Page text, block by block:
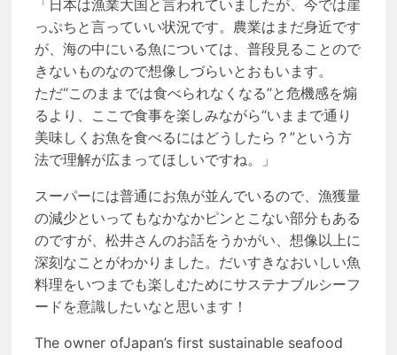
「日本は漁業大国と言われていましたが、今では崖
っぷちと言っていい状況です。農業はまだ身近です
が、海の中にいる魚については、普段見ることので
きないものなので想像しづらいとおもいます。
ただ“このままでは食べられなくなる”と危機感を煽
るより、ここで食事を楽しみながら“いままで通り
美味しくお魚を食べるにはどうしたら？”という方
法で理解が広まってほしいですね。」
スーパーには普通にお魚が並んでいるので、漁獲量
の減少といってもなかなかピンとこない部分もある
のですが、松井さんのお話をうかがい、想像以上に
深刻なことがわかりました。だいすきなおいしい魚
料理をいつまでも楽しむためにサステナブルシーフ
ードを意識したいなと思います！
The owner ofJapan’s first sustainable seafood